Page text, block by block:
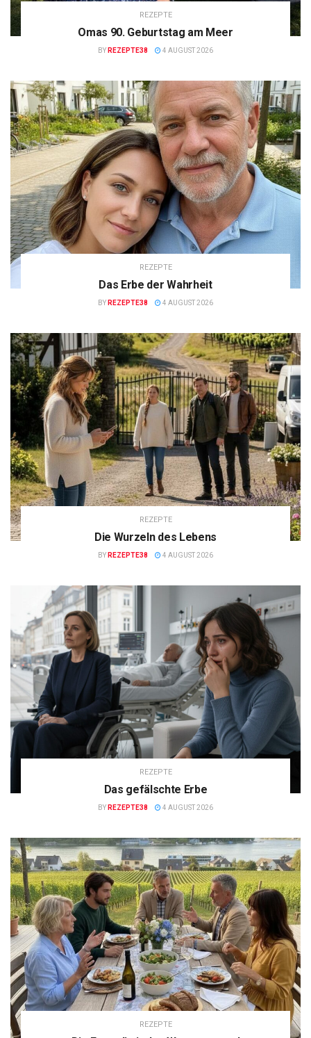
REZEPTE
Omas 90. Geburtstag am Meer
BY REZEPTE38 4 AUGUST 2026
REZEPTE
Das Erbe der Wahrheit
BY REZEPTE38 4 AUGUST 2026
REZEPTE
Die Wurzeln des Lebens
BY REZEPTE38 4 AUGUST 2026
REZEPTE
Das gefälschte Erbe
BY REZEPTE38 4 AUGUST 2026
REZEPTE